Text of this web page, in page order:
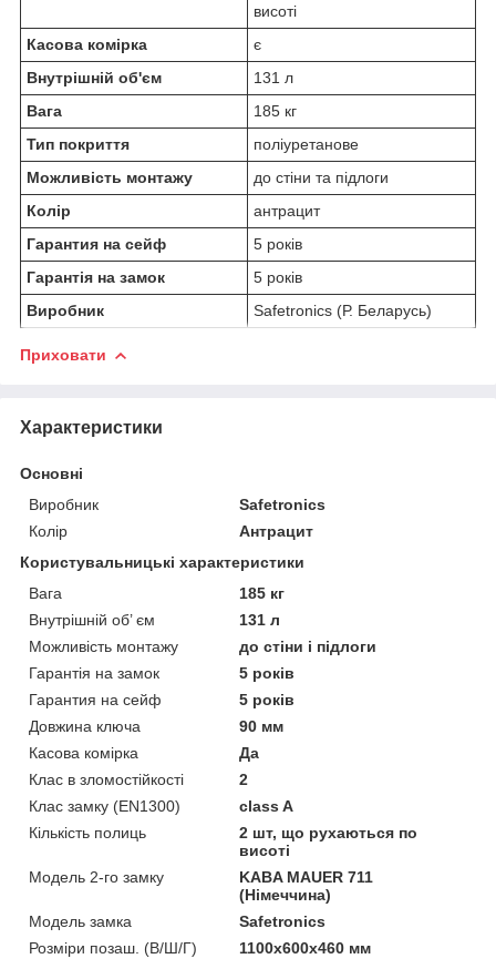
висоті
Касова комірка
є
Внутрішній об'єм
131 л
Вага
185 кг
Тип покриття
поліуретанове
Можливість монтажу
до стіни та підлоги
Колір
антрацит
Гарантия на сейф
5 років
Гарантія на замок
5 років
Виробник
Safetronics (Р. Беларусь)
Приховати
Характеристики
Основні
Виробник
Safetronics
Колір
Антрацит
Користувальницькі характеристики
Вага
185 кг
Внутрішній об’ єм
131 л
Можливість монтажу
до стіни і підлоги
Гарантія на замок
5 років
Гарантия на сейф
5 років
Довжина ключа
90 мм
Касова комірка
Да
Клас в зломостійкості
2
Клас замку (EN1300)
class A
Кількість полиць
2 шт, що рухаються по
висоті
Модель 2-го замку
KABA MAUER 711
(Німеччина)
Модель замка
Safetronics
Розміри позаш. (В/Ш/Г)
1100x600x460 мм